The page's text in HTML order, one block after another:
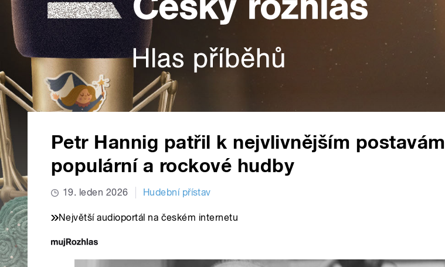
Petr Hannig patřil k nejvlivnějším postavám
populární a rockové hudby
19. leden 2026 Hudební přístav
Největší audioportál na českém internetu